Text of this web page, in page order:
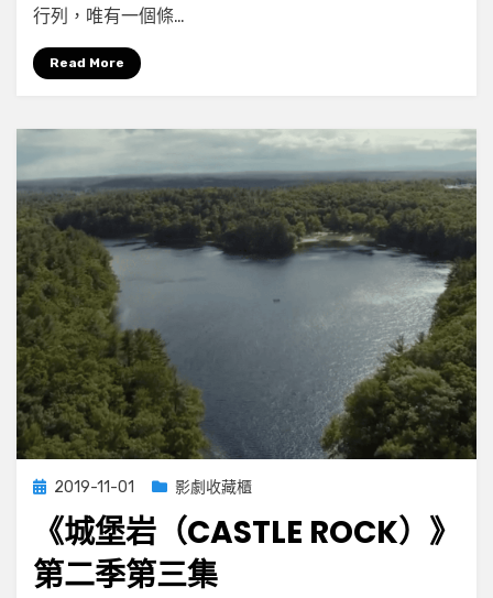
第
集
行列，唯有一個條…
Read More
Posted
2019-11-01 影劇收藏櫃
《城堡岩（CASTLE ROCK）》
第二季第三集